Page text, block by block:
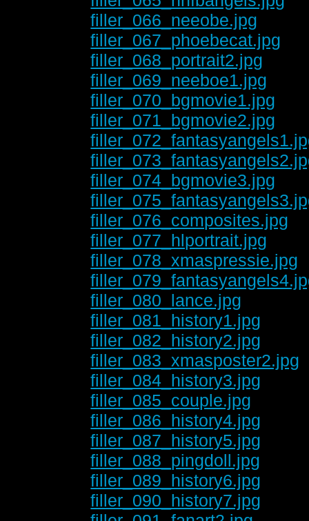
filler_066_neeobe.jpg
filler_067_phoebecat.jpg
filler_068_portrait2.jpg
filler_069_neeboe1.jpg
filler_070_bgmovie1.jpg
filler_071_bgmovie2.jpg
filler_074_bgmovie3.jpg
filler_076_composites.jpg
filler_077_hlportrait.jpg
filler_078_xmaspressie.jpg
filler_080_lance.jpg
filler_081_history1.jpg
filler_082_history2.jpg
filler_083_xmasposter2.jpg
filler_084_history3.jpg
filler_085_couple.jpg
filler_086_history4.jpg
filler_087_history5.jpg
filler_088_pingdoll.jpg
filler_089_history6.jpg
filler_090_history7.jpg